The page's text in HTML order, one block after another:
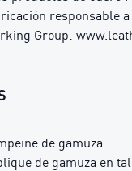
responsable
Group:
de gamuza
de gamuza en